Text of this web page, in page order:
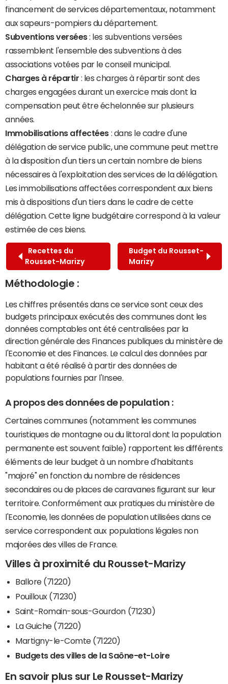
financement de services départementaux, notamment
aux sapeurs-pompiers du département.
Subventions versées: les subventions versées
rassemblent l'ensemble des subventions à des
associations votées par le conseil municipal.
Charges à répartir : les charges à répartir sont des
charges engagées durant un exercice mais dont la
compensation peut être échelonnée sur plusieurs
années.
Immobilisations affectées : dans le cadre d'une
délégation de service public, une commune peut mettre
à la disposition d'un tiers un certain nombre de biens
nécessaires à l'exploitation des services de la délégation.
Les immobilisations affectées correspondent aux biens
mis à dispositions d'un tiers dans le cadre de cette
délégation. Cette ligne budgétaire correspond à la valeur
estimée de ces biens.
Recettes du
Rousset-Marizy
Budget du Rousset-
Marizy
Méthodologie :
Les chiffres présentés dans ce service sont ceux des
budgets principaux exécutés des communes dont les
données comptables ont été centralisées par la
direction générale des Finances publiques du ministère de
l'Economie et des Finances. Le calcul des données par
habitant a été réalisé à partir des données de
populations fournies par l'Insee.
A propos des données de population :
Certaines communes (notamment les communes
touristiques de montagne ou du littoral dont la population
permanente est souvent faible) rapportent les différents
éléments de leur budget à un nombre d'habitants
"majoré" en fonction du nombre de résidences
secondaires ou de places de caravanes figurant sur leur
territoire. Conformément aux pratiques du ministère de
l'Economie, les données de population utilisées dans ce
service correspondent aux populations légales non
majorées des villes de France.
Villes à proximité du Rousset-Marizy
Ballore (71220)
Pouilloux (71230)
Saint-Romain-sous-Gourdon (71230)
La Guiche (71220)
Martigny-le-Comte (71220)
Budgets des villes de la Saône-et-Loire
En savoir plus sur Le Rousset-Marizy